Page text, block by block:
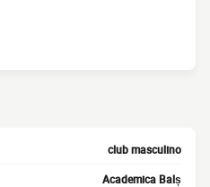
club masculino
Academica Balș